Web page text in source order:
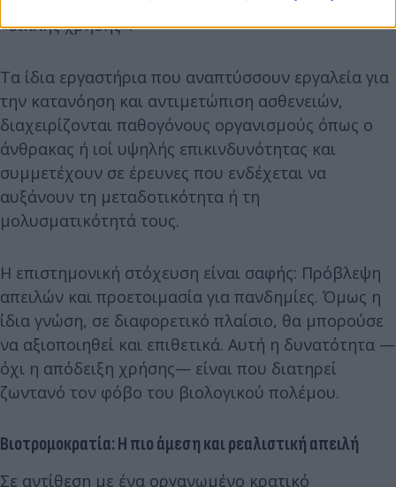
«διπλής χρήσης».
Τα ίδια εργαστήρια που αναπτύσσουν εργαλεία για
την κατανόηση και αντιμετώπιση ασθενειών,
διαχειρίζονται παθογόνους οργανισμούς όπως ο
άνθρακας ή ιοί υψηλής επικινδυνότητας και
συμμετέχουν σε έρευνες που ενδέχεται να
αυξάνουν τη μεταδοτικότητα ή τη
μολυσματικότητά τους.
Η επιστημονική στόχευση είναι σαφής: Πρόβλεψη
απειλών και προετοιμασία για πανδημίες. Όμως η
ίδια γνώση, σε διαφορετικό πλαίσιο, θα μπορούσε
να αξιοποιηθεί και επιθετικά. Αυτή η δυνατότητα —
όχι η απόδειξη χρήσης— είναι που διατηρεί
ζωντανό τον φόβο του βιολογικού πολέμου.
Βιοτρομοκρατία: Η πιο άμεση και ρεαλιστική απειλή
Σε αντίθεση με ένα οργανωμένο κρατικό